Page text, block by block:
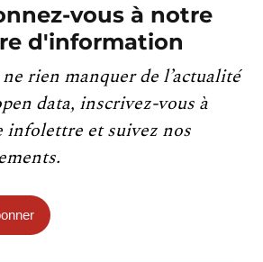
vous à notre
d'information
rien manquer de l’actualité
data, inscrivez-vous à
infolettre et suivez nos